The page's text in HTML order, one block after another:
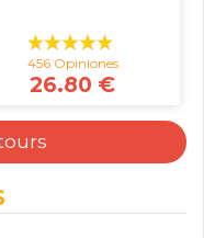
456 Opiniones
26.80 €